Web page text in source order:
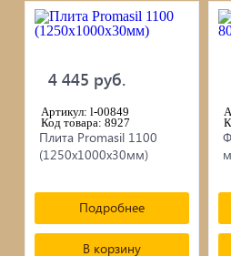
черепица...
Электро-бензо инструменты
Метизы
4 445 руб.
Артикул: l-00849
Код товара: 8927
Плита Promasil 1100
(1250х1000х30мм)
Подробнее
В корзину